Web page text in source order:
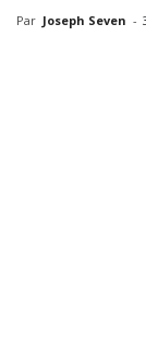
Par Joseph Seven -